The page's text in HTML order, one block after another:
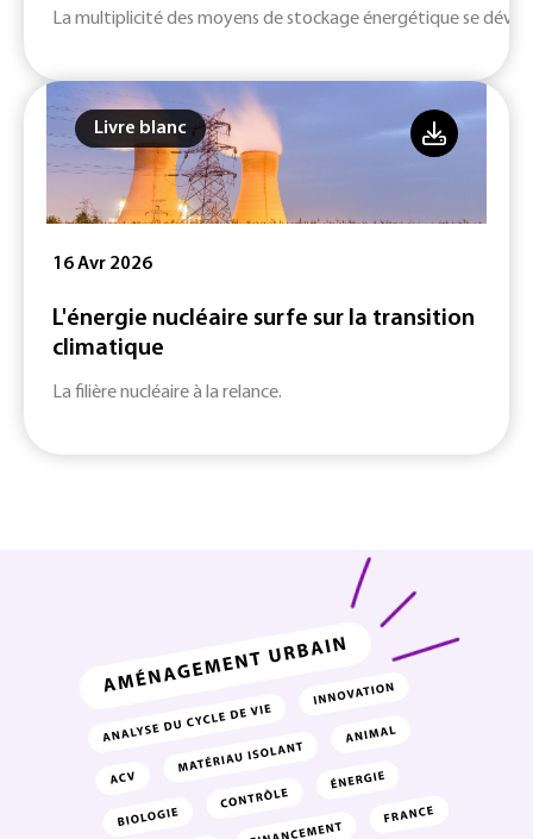
La multiplicité des moyens de stockage énergétique se
Livre blanc
16 Avr 2026
L'énergie nucléaire surfe sur la transition
climatique
La filière nucléaire à la relance.